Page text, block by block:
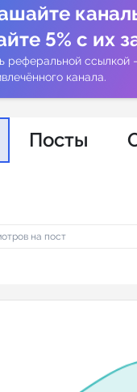
5% с их
реферальной ссылкой
канала.
Посты
на пост